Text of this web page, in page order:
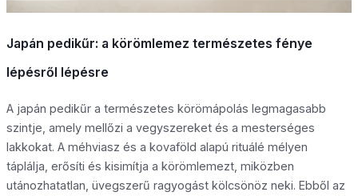
Japán pedikűr: a körömlemez természetes fénye
lépésről lépésre
A japán pedikűr a természetes körömápolás legmagasabb
szintje, amely mellőzi a vegyszereket és a mesterséges
lakkokat. A méhviasz és a kovaföld alapú rituálé mélyen
táplálja, erősíti és kisimítja a körömlemezt, miközben
utánozhatatlan, üvegszerű ragyogást kölcsönöz neki. Ebből az